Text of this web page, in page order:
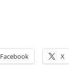
Facebook X